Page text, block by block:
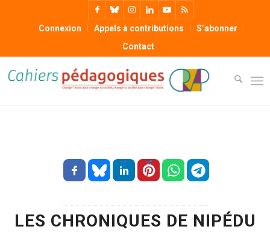
Connexion Appels à contributions
S’abonner
Contact
LES CHRONIQUES DE NIPÉDU